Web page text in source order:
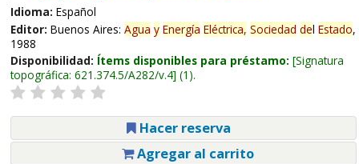
Idioma: Español
Editor: Buenos Aires: Agua y Energía Eléctrica, Sociedad del Estado,
1988
Disponibilidad: Ítems disponibles para préstamo: Signatura
topográfica: 621.374.5/A282/v.4 (1).
Hacer reserva
Agregar al carrito